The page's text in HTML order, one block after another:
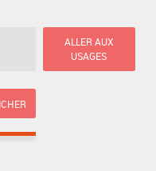
ALLER AUX
USAGES